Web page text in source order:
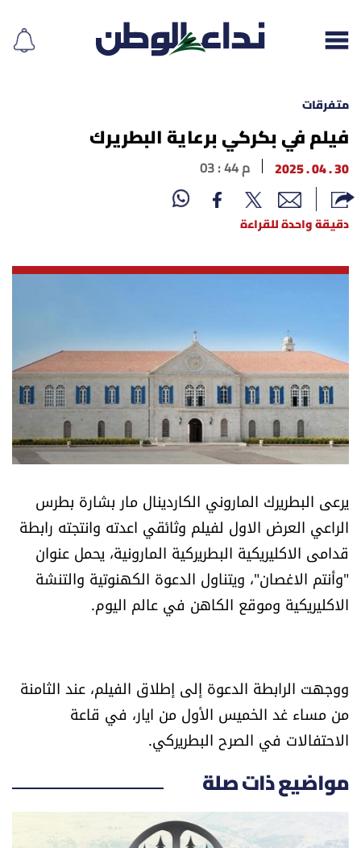
إقرأ الجريدة
لبنان
محليات
أسرار
متفرقات
نداء القرّاء
خاص الموقع
كتّابنا
تحت المجهر
اقتصاد
العالم
الصحافة الإسرائيلية
ثقافة وفنون
متفرقات
فيلم في بكركي برعاية البطريرك
30 . 04 . 2025 03 : 44 م
دقيقة واحدة للقراءة
يرعى البطريرك الماروني الكاردينال مار بشارة بطرس
الراعي العرض الاول لفيلم وثائقي اعدته وانتجته رابطة
قدامى الاكليريكية البطريركية المارونية، يحمل عنوان
"وأنتم الاغصان"، ويتناول الدعوة الكهنوتية والتنشة
الاكليريكية وموقع الكاهن في عالم اليوم.
ووجهت الرابطة الدعوة إلى إطلاق الفيلم، عند الثامنة
من مساء غد الخميس الأول من ايار، في قاعة
الاحتفالات في الصرح البطريركي.
مواضيع ذات صلة